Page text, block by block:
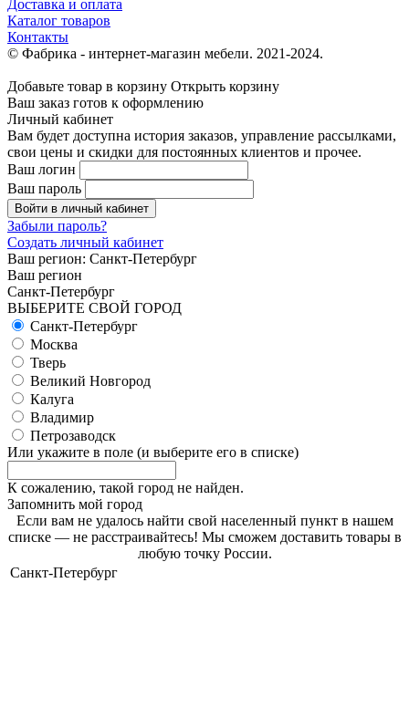
Доставка и оплата
Каталог товаров
Контакты
© Фабрика - интернет-магазин мебели. 2021-2024.
Добавьте товар в корзину Открыть корзину
Ваш заказ готов к оформлению
Личный кабинет
Вам будет доступна история заказов, управление рассылками,
свои цены и скидки для постоянных клиентов и прочее.
Ваш логин
Ваш пароль
Войти в личный кабинет
Забыли пароль?
Создать личный кабинет
Ваш регион: Санкт-Петербург
Ваш регион
Санкт-Петербург
ВЫБЕРИТЕ СВОЙ ГОРОД
Санкт-Петербург
Москва
Тверь
Великий Новгород
Калуга
Владимир
Петрозаводск
Или укажите в поле (и выберите его в списке)
К сожалению, такой город не найден.
Запомнить мой город
Если вам не удалось найти свой населенный пункт в нашем
списке — не расстраивайтесь! Мы сможем доставить товары в
любую точку России.
Санкт-Петербург